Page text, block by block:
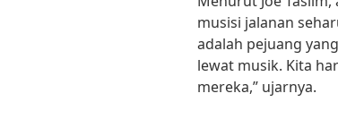
musisi jalanan
adalah pejuang
lewat musik. Kita
mereka,” ujarnya.